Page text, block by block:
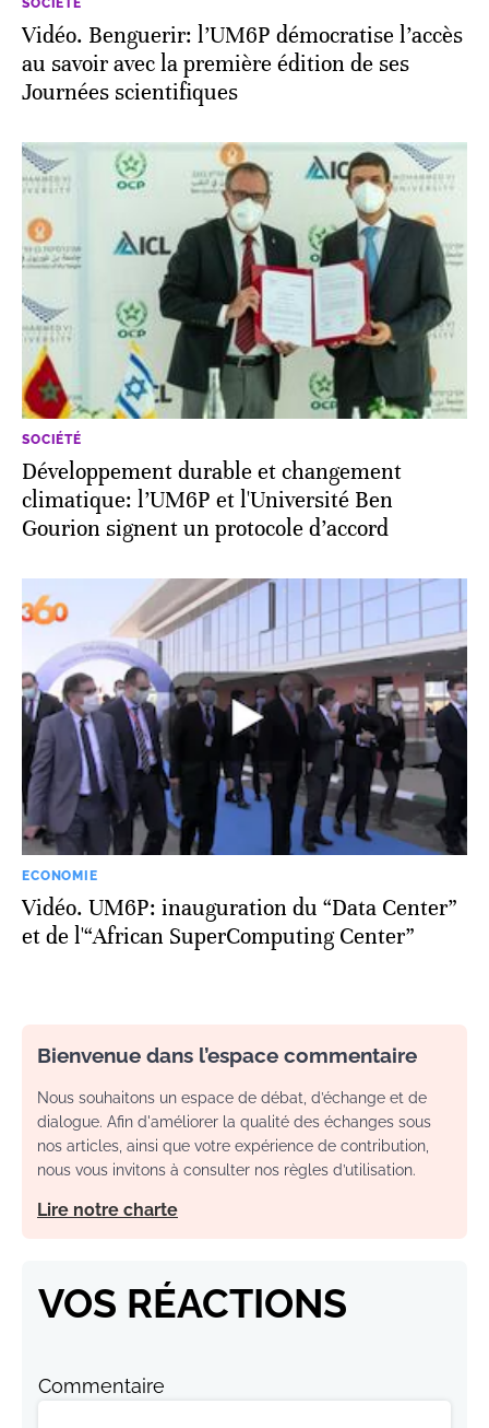
SOCIÉTÉ
Vidéo. Benguerir: l’UM6P démocratise l’accès
au savoir avec la première édition de ses
Journées scientifiques
SOCIÉTÉ
Développement durable et changement
climatique: l’UM6P et l'Université Ben
Gourion signent un protocole d’accord
ECONOMIE
Vidéo. UM6P: inauguration du “Data Center”
et de l'“African SuperComputing Center”
Bienvenue dans l’espace commentaire
Nous souhaitons un espace de débat, d’échange et de
dialogue. Afin d'améliorer la qualité des échanges sous
nos articles, ainsi que votre expérience de contribution,
nous vous invitons à consulter nos règles d’utilisation.
Lire notre charte
VOS RÉACTIONS
Commentaire